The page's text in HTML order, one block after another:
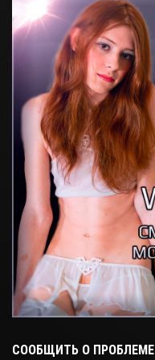
СООБЩИТЬ О ПРОБЛЕМЕ